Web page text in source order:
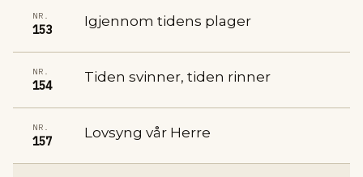
NR.
153
Igjennom tidens plager
NR.
154
Tiden svinner, tiden rinner
NR.
157
Lovsyng vår Herre